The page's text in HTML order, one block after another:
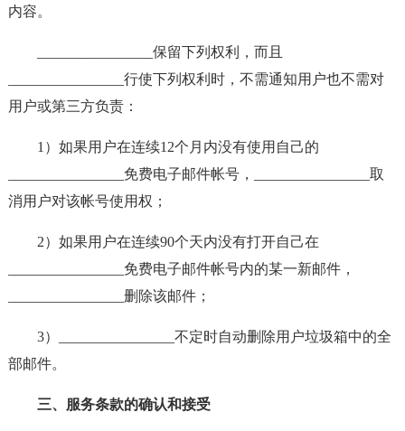
内容。
________________保留下列权利，而且
________________行使下列权利时，不需通知用户也不需对
用户或第三方负责：
1）如果用户在连续12个月内没有使用自己的
________________免费电子邮件帐号，________________取
消用户对该帐号使用权；
2）如果用户在连续90个天内没有打开自己在
________________免费电子邮件帐号内的某一新邮件，
________________删除该邮件；
3）________________不定时自动删除用户垃圾箱中的全
部邮件。
三、服务条款的确认和接受